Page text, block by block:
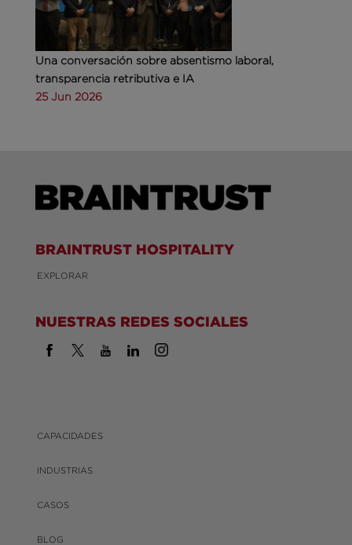
Una conversación sobre absentismo laboral,
transparencia retributiva e IA
25 Jun 2026
BRAINTRUST HOSPITALITY
EXPLORAR
NUESTRAS REDES SOCIALES
CAPACIDADES
INDUSTRIAS
CASOS
BLOG